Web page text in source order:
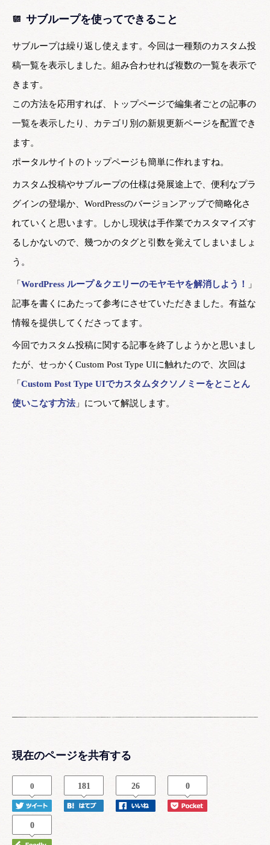
サブループを使ってできること
サブループは繰り返し使えます。今回は一種類のカスタム投
稿一覧を表示しました。組み合わせれば複数の一覧を表示で
きます。
この方法を応用すれば、トップページで編集者ごとの記事の
一覧を表示したり、カテゴリ別の新規更新ページを配置でき
ます。
ポータルサイトのトップページも簡単に作れますね。
カスタム投稿やサブループの仕様は発展途上で、便利なプラ
グインの登場か、WordPressのバージョンアップで簡略化さ
れていくと思います。しかし現状は手作業でカスタマイズす
るしかないので、幾つかのタグと引数を覚えてしまいましょ
う。
「WordPress ループ＆クエリーのモヤモヤを解消しよう！
」
記事を書くにあたって参考にさせていただきました。有益な
情報を提供してくださってます。
今回でカスタム投稿に関する記事を終了しようかと思いまし
たが、せっかくCustom Post Type UIに触れたので、次回は
「Custom Post Type UIでカスタムタクソノミーをとことん
使いこなす方法 」について解説します。
現在のページを共有する
0 181 26 0
0